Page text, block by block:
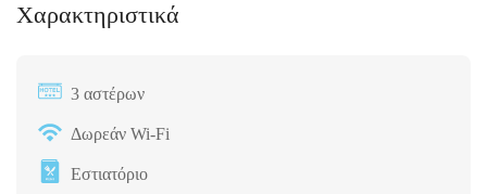
Χαρακτηριστικά
3 αστέρων
Δωρεάν Wi-Fi
Εστιατόριο